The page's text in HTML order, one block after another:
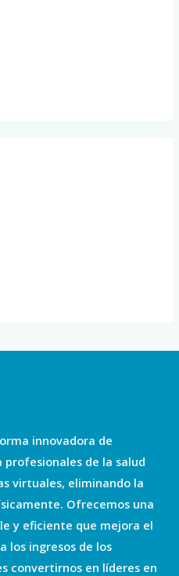
innovadora de
de la salud
virtuales, eliminando la
Ofrecemos una
y eficiente que mejora el
los ingresos de los
convertirnos en líderes en